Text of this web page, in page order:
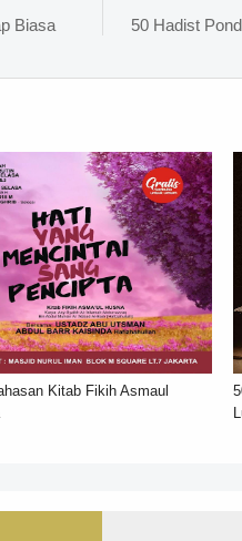
50 Hadist
Biasa
Kitab Fikih Asmaul